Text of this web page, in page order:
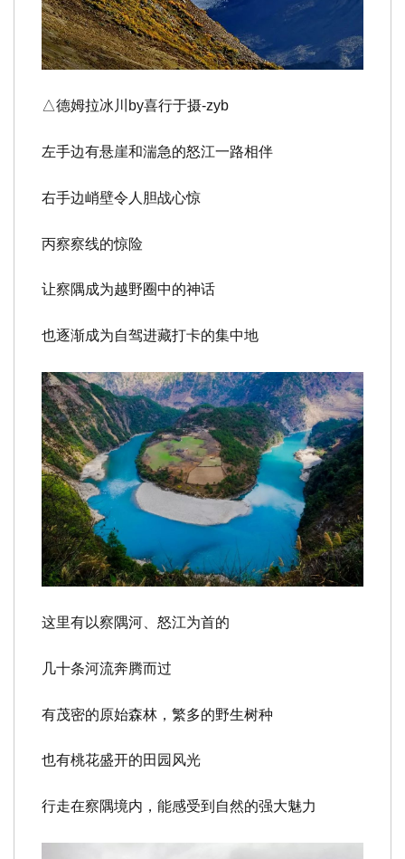
△德姆拉冰川 by喜行于摄-zyb
左手边有悬崖和湍急的怒江一路相伴
右手边峭壁令人胆战心惊
丙察察线的惊险
让察隅成为越野圈中的神话
也逐渐成为自驾进藏打卡的集中地
这里有以察隅河、怒江为首的
几十条河流奔腾而过
有茂密的原始森林，繁多的野生树种
也有桃花盛开的田园风光
行走在察隅境内，能感受到自然的强大魅力